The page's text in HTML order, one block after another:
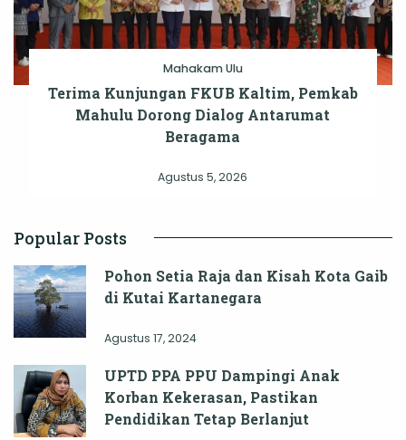
Mahakam Ulu
Terima Kunjungan FKUB Kaltim, Pemkab
Mahulu Dorong Dialog Antarumat
Beragama
Agustus 5, 2026
Popular Posts
Pohon Setia Raja dan Kisah Kota Gaib
di Kutai Kartanegara
Agustus 17, 2024
UPTD PPA PPU Dampingi Anak
Korban Kekerasan, Pastikan
Pendidikan Tetap Berlanjut